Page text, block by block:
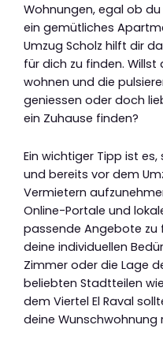
Wohnungen, egal ob
ein gemütliches
Umzug Scholz hilft dir
für dich zu finden. Willst
wohnen und die
geniessen oder doch
ein Zuhause finden?
Ein wichtiger Tipp ist
und bereits vor dem
Vermietern
Online-Portale und
passende Angebote zu
deine individuellen
Zimmer oder die Lage
beliebten Stadtteilen
dem Viertel El Raval
deine Wunschwohnung